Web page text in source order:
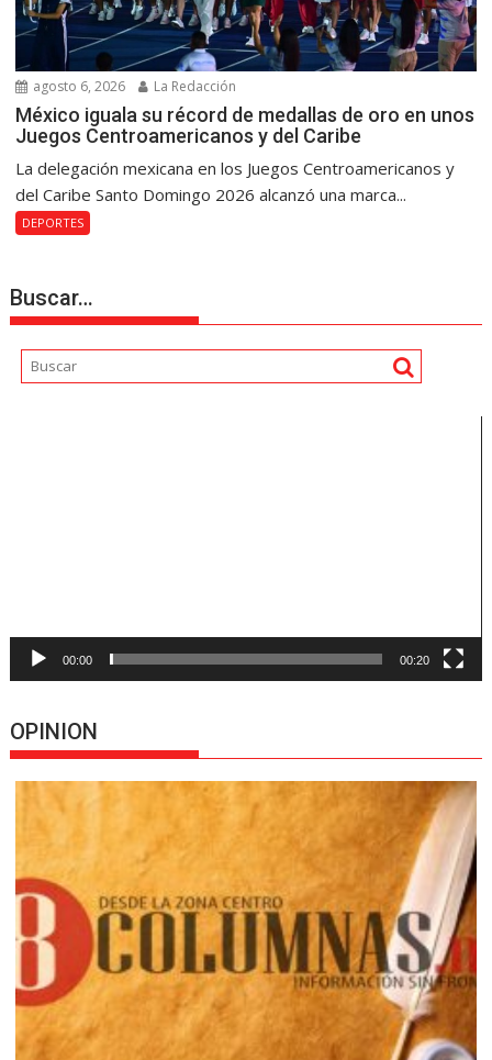
agosto 6, 2026 La Redacción
México iguala su récord de medallas de oro en unos
Juegos Centroamericanos y del Caribe
La delegación mexicana en los Juegos Centroamericanos y
del Caribe Santo Domingo 2026 alcanzó una marca...
DEPORTES
Buscar…
00:00 00:20
OPINION